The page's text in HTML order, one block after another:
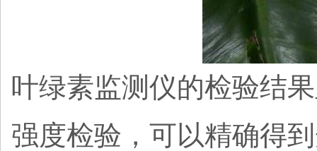
叶绿素监测仪的检验结
强度检验，可以精确得